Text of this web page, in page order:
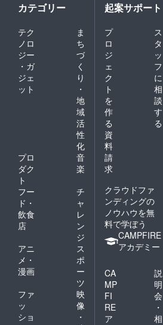
カテゴリー
テク
ノロ
ジー
・ガ
ジェ
ット
ま
ち
づ
く
り
・
地
域
活
性
化
プロ
ダク
ト
音
楽
フー
ド・
飲食
店
チ
ャ
レ
ン
ジ
アニ
メ・
漫画
ス
ポ
ー
ツ
ファ
ッ
ショ
映
像
・
起案サポート
プ
ロ
ジ
ェ
ク
ト
を
作
る
ス
タ
ッ
フ
に
相
談
す
る
資
料
請
求
クラウドファ
ンディングの
ノウハウを無
料で学ぼう
CAMPFIRE
アカデミー
CA
MP
FI
RE
ア
説
明
会
・
相